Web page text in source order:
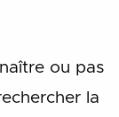
ou pas
la